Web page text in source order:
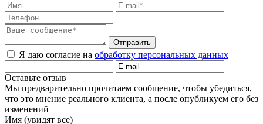
Отправить
Я даю согласие на обработку персональных данных
Оставьте отзыв
Мы предварительно прочитаем сообщение, чтобы убедиться,
что это мнение реального клиента, а после опубликуем его без
изменений
Имя (увидят все)